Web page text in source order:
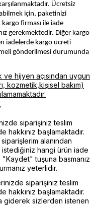
Ücretsiz
için, paketinizi
firması ile iade
gerekmektedir. Diğer kargo
iadelerde kargo ücreti
gönderilmesi durumunda
ve hijyen açısından uygun
kozmetik,kişisel bakım)
siparişiniz teslim
hakkınız başlamaktadır.
alanından
hangi ürün iade
tuşuna basmanız
yeterlidir.
siparişiniz teslim
hakkınız başlamaktadır.
giderek sizlerden istenen